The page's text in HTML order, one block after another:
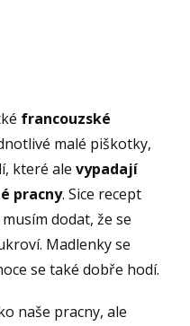
francouzské
malé piškotky,
které alevypadají
pracny. Sice recept
dodat, že se
Madlenky se
se také dobře hodí.
naše pracny, ale